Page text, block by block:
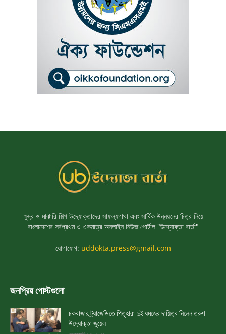
ক্ষুদ্র ও মাঝারি শিল্প উদ্যোক্তাদের সাফল্যগাথা এবং সার্বিক উন্নয়নের চিত্র নিয়ে
বাংলাদেশের সর্বপ্রথম ও একমাত্র অনলাইন নিউজ পোর্টাল "উদ্যোক্তা বার্তা"
যোগাযোগ: uddokta.press@gmail.com
জনপ্রিয় পোস্টগুলো
চকবাজার ট্র্যাজেডিতে পিতৃহারা দুই যমজের দায়িত্ব নিলেন তরুণ
উদ্যোক্তা জুয়েল